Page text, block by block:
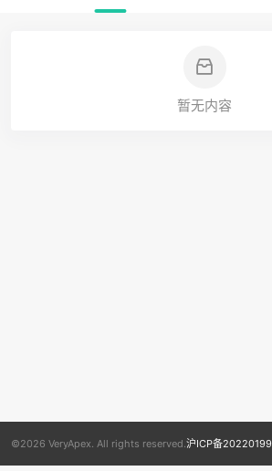
暂无内容
©2026 VeryApex. All rights reserved.沪ICP备